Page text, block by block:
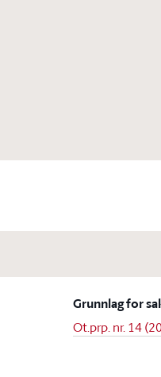
Grunnlag for
Ot.prp. nr. 14